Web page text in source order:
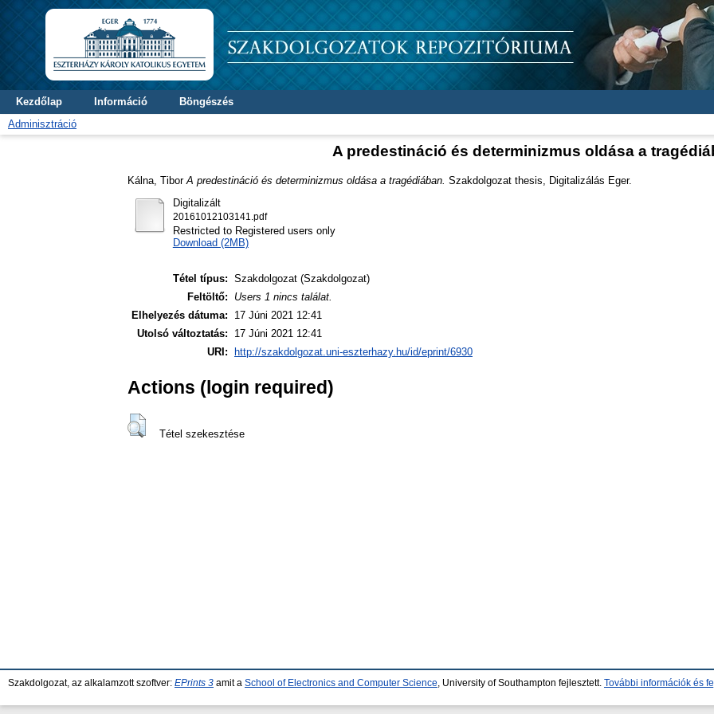
Kezdőlap Információ
Böngészés
Adminisztráció
A predestináció és determinizmus oldása a
Kálna, Tibor A predestináció és determinizmus oldása a tragédiában. Szakdolgozat thesis, Digitalizálás Eger.
Digitalizált
20161012103141.pdf
Restricted to Registered users only
Download (2MB)
Tétel típus: Szakdolgozat (Szakdolgozat)
Feltöltő:
Users 1 nincs találat.
Elhelyezés dátuma:
17 Júni 2021 12:41
Utolsó változtatás:
17 Júni 2021 12:41
URI:
http://szakdolgozat.uni-eszterhazy.hu/id/eprint/6930
Actions (login required)
Tétel szekesztése
Szakdolgozat, az alkalamzott szoftver: EPrints 3 amit a School of Electronics and Computer Science , University of Southampton fejlesztett. További információk és